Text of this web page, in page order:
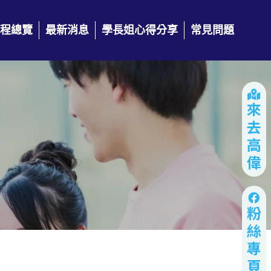
來去高偉
粉絲專頁
總覽 最新消息 學長姐心得分享 常見問題